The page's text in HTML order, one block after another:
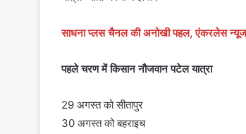
साधना प्लस चैनल की अनोखी पहल, एंकरलेस
पहले चरण में किसान नौजवान पटेल यात्रा
29 अगस्त को सीतापुर
30 अगस्त को बहराइच